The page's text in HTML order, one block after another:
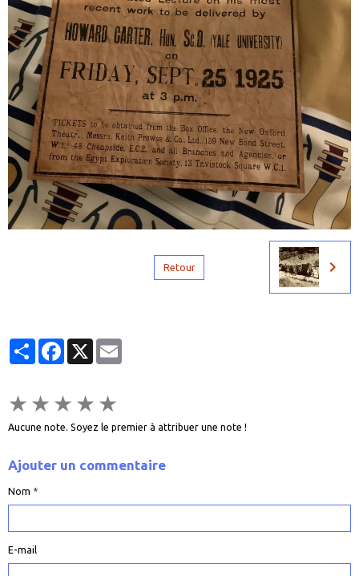
Retour
PartagerFacebook
★ ★ ★ ★ ★
Aucune note. Soyez le premier à attribuer une note !
Ajouter un commentaire
Nom
E-mail